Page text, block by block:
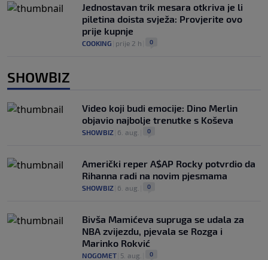
Jednostavan trik mesara otkriva je li
piletina doista svježa: Provjerite ovo
prije kupnje
COOKING prije 2 h 0
SHOWBIZ
Video koji budi emocije: Dino Merlin
objavio najbolje trenutke s Koševa
SHOWBIZ 6. aug. 0
Američki reper A$AP Rocky potvrdio da
Rihanna radi na novim pjesmama
SHOWBIZ 6. aug. 0
Bivša Mamićeva supruga se udala za
NBA zvijezdu, pjevala se Rozga i
Marinko Rokvić
NOGOMET 5. aug. 0